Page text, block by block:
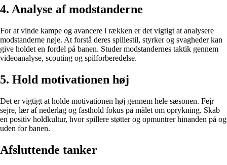
4. Analyse af modstanderne
For at vinde kampe og avancere i rækken er det vigtigt at analysere
modstanderne nøje. At forstå deres spillestil, styrker og svagheder kan
give holdet en fordel på banen. Studer modstandernes taktik gennem
videoanalyse, scouting og spilforberedelse.
5. Hold motivationen høj
Det er vigtigt at holde motivationen høj gennem hele sæsonen. Fejr
sejre, lær af nederlag og fasthold fokus på målet om oprykning. Skab
en positiv holdkultur, hvor spillere støtter og opmuntrer hinanden på og
uden for banen.
Afsluttende tanker